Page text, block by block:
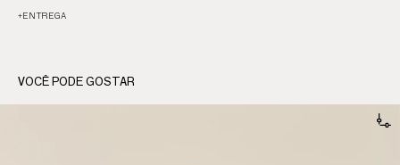
+ENTREGA
VOCÊ PODE GOSTAR